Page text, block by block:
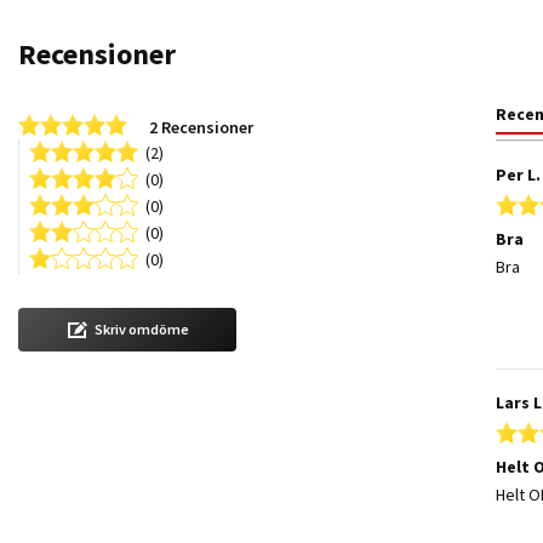
Recensioner
5.0 star rating
2 Recensioner
(2)
(0)
(0)
(0)
(0)
Skriv omdöme
Per L.
Bra
Bra
Lars
Helt
Helt